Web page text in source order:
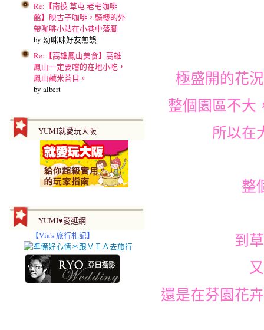
Re:【南投 草屯 老宅咖啡
館】映古子咖啡，騎樓的外
帶咖啡小站在小巷中落腳
by 幼咪咪好友無誤
Re:【高雄鳳山美食】高雄
鳳山一定要嚐的在地小吃，
鳳山鹹米荅目。
by albert
YUMI就愛玩大阪
YUMI♥愛逛網
【Via's 旅行札記】
極盛開的花
整個園區不大
所以在
整
到
還是在芬園花